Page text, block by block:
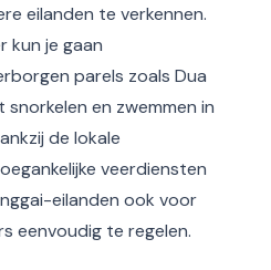
eilanden te verkennen.
kun je gaan
parels zoals Dua
snorkelen en zwemmen in
de lokale
veerdiensten
eilanden ook voor
eenvoudig te regelen.